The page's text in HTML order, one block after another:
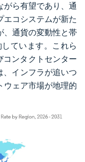
がら有望であり、通
エコシステムが新た
、通貨の変動性と帯
ています。これら
コンタクトセンター
、インフラが追いつ
ウェア市場が地理的